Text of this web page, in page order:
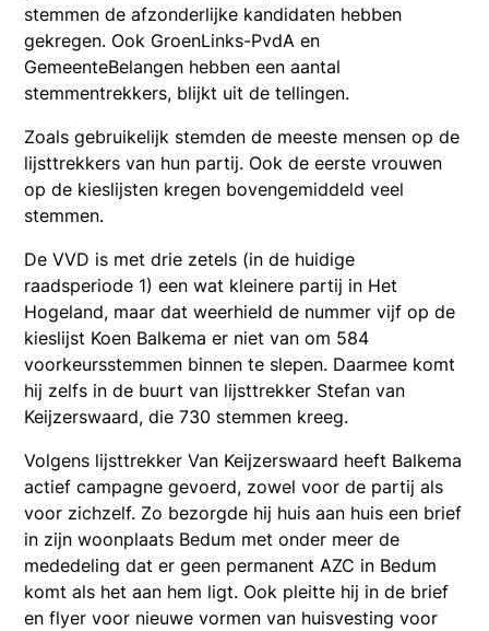
stemmen de afzonderlijke kandidaten hebben
gekregen. Ook GroenLinks-PvdA en
GemeenteBelangen hebben een aantal
stemmentrekkers, blijkt uit de tellingen.
Zoals gebruikelijk stemden de meeste mensen op de
lijsttrekkers van hun partij. Ook de eerste vrouwen
op de kieslijsten kregen bovengemiddeld veel
stemmen.
De VVD is met drie zetels (in de huidige
raadsperiode 1) een wat kleinere partij in Het
Hogeland, maar dat weerhield de nummer vijf op de
kieslijst Koen Balkema er niet van om 584
voorkeursstemmen binnen te slepen. Daarmee komt
hij zelfs in de buurt van lijsttrekker Stefan van
Keijzerswaard, die 730 stemmen kreeg.
Volgens lijsttrekker Van Keijzerswaard heeft Balkema
actief campagne gevoerd, zowel voor de partij als
voor zichzelf. Zo bezorgde hij huis aan huis een brief
in zijn woonplaats Bedum met onder meer de
mededeling dat er geen permanent AZC in Bedum
komt als het aan hem ligt. Ook pleitte hij in de brief
en flyer voor nieuwe vormen van huisvesting voor